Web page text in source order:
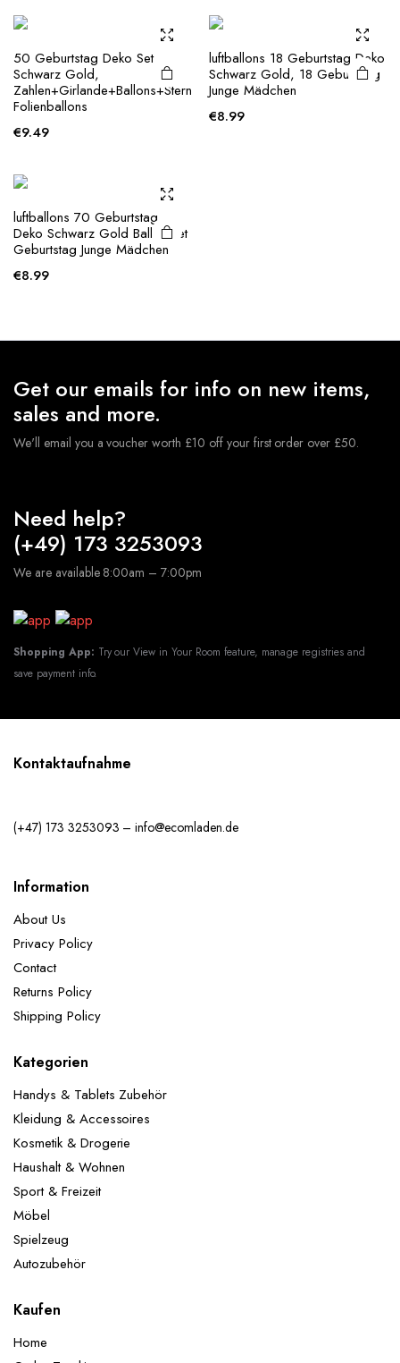
50 Geburtstag Deko Set
Schwarz Gold,
Zahlen+Girlande+Ballons+Stern
Folienballons
€9.49
luftballons 18 Geburtstag Deko
Schwarz Gold, 18 Geburtstag
Junge Mädchen
€8.99
luftballons 70 Geburtstag
Deko Schwarz Gold Ballon set
Geburtstag Junge Mädchen
€8.99
Get our emails for info on new items,
sales and more.
We'll email you a voucher worth £10 off your first order over £50.
Need help?
(+49) 173 3253093
We are available 8:00am – 7:00pm
Shopping App: Try our View in Your Room feature, manage registries and
save payment info.
Kontaktaufnahme
(+47) 173 3253093 – info@ecomladen.de
Information
About Us
Privacy Policy
Contact
Returns Policy
Shipping Policy
Kategorien
Handys & Tablets Zubehör
Kleidung & Accessoires
Kosmetik & Drogerie
Haushalt & Wohnen
Sport & Freizeit
Möbel
Spielzeug
Autozubehör
Kaufen
Home